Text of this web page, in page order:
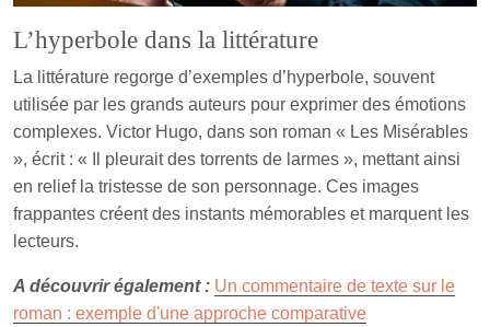
L’hyperbole dans la littérature
La littérature regorge d’exemples d’hyperbole, souvent
utilisée par les grands auteurs pour exprimer des émotions
complexes. Victor Hugo, dans son roman « Les Misérables
», écrit : « Il pleurait des torrents de larmes », mettant ainsi
en relief la tristesse de son personnage. Ces images
frappantes créent des instants mémorables et marquent les
lecteurs.
A découvrir également : Un commentaire de texte sur le
roman : exemple d'une approche comparative